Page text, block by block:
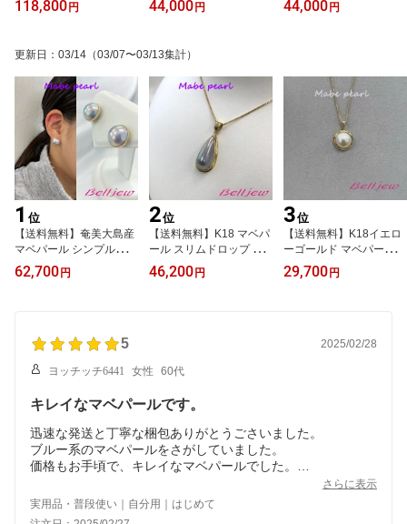
プシェイプ
118,800 円
ンなし）
44,000 円
ンなし）
44,000 円
更新日 ： 03/14 （03/07〜03/13集計）
1 位
【送料無料】奄美大島産
マベパール シンプルピア
ス
62,700 円
2位
【送料無料】K18 マベパ
ール スリムドロップ シ
ェイプ ペンダント（チェ
ーンなし）
46,200 円
3位
【送料無料】K18イエロ
ーゴールド マベパールペ
ンダント （チェーンな
し）
29,700 円
5 2025/02/28
ヨッチッチ6441 女性 60代
キレイなマベパールです。
迅速な発送と丁寧な梱包ありがとうごさいました。
ブルー系のマベパールをさがしていました。
価格もお手頃で、キレイなマベパールでした。
また、機会があれば貴店を利用したいと思っています。
ありがとうございました。
さらに表示
実用品・普段使い｜自分用｜はじめて